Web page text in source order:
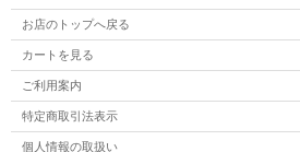
お店のトップへ戻る
カートを見る
ご利用案内
特定商取引法表示
個人情報の取扱い